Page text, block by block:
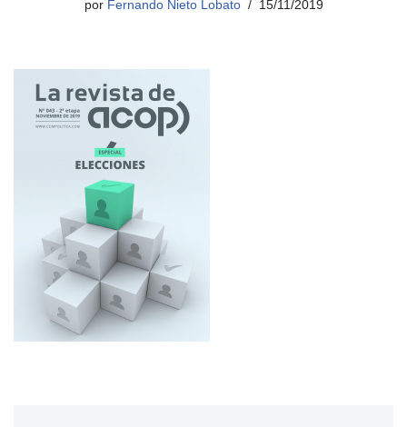
por Fernando Nieto Lobato 15/11/2019